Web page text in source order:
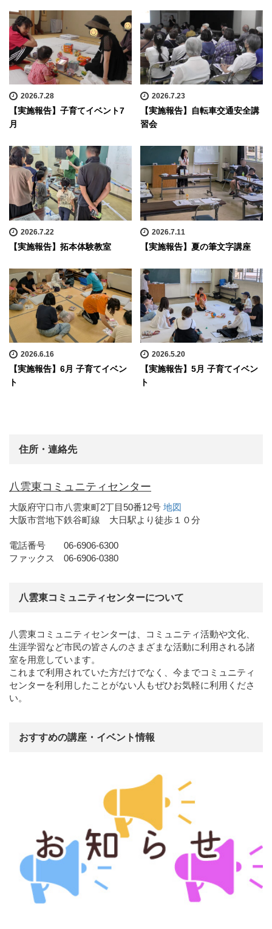
2026.7.28
【実施報告】子育てイベント7
月
2026.7.23
【実施報告】自転車交通安全講
習会
2026.7.22
【実施報告】拓本体験教室
2026.7.11
【実施報告】夏の筆文字講座
2026.6.16
【実施報告】6月 子育てイベン
ト
2026.5.20
【実施報告】5月 子育てイベン
ト
住所・連絡先
八雲東コミュニティセンター
大阪府守口市八雲東町2丁目50番12号 地図
大阪市営地下鉄谷町線 大日駅より徒歩１０分
電話番号 06-6906-6300
ファックス 06-6906-0380
八雲東コミュニティセンターについて
八雲東コミュニティセンターは、コミュニティ活動や文化、
生涯学習など市民の皆さんのさまざまな活動に利用される諸
室を用意しています。
これまで利用されていた方だけでなく、今までコミュニティ
センターを利用したことがない人もぜひお気軽に利用くださ
い。
おすすめの講座・イベント情報